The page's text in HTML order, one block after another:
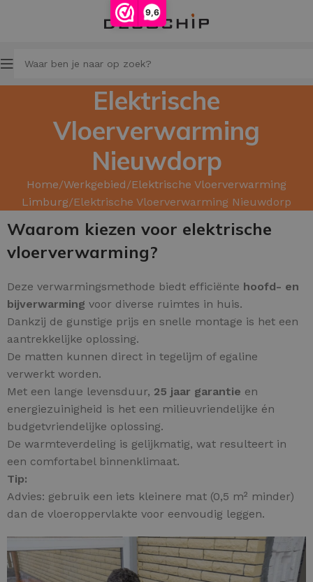
9,6
Elektrische
Vloerverwarming
Nieuwdorp
Home Werkgebied Elektrische Vloerverwarming
Limburg Elektrische Vloerverwarming Nieuwdorp
Waarom kiezen voor elektrische
vloerverwarming?
Deze verwarmingsmethode biedt efficiënte hoofd- en
bijverwarming voor diverse ruimtes in huis.
Dankzij de gunstige prijs en snelle montage is het een
aantrekkelijke oplossing.
De matten kunnen direct in tegelijm of egaline
verwerkt worden.
Met een lange levensduur, 25 jaar garantie en
energiezuinigheid is het een milieuvriendelijke én
budgetvriendelijke oplossing.
De warmteverdeling is gelijkmatig, wat resulteert in
een comfortabel binnenklimaat.
Tip:
Advies: gebruik een iets kleinere mat (0,5 m² minder)
dan de vloeroppervlakte voor eenvoudig leggen.